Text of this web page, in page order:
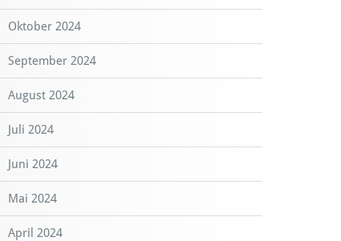
Oktober 2024
September 2024
August 2024
Juli 2024
Juni 2024
Mai 2024
April 2024